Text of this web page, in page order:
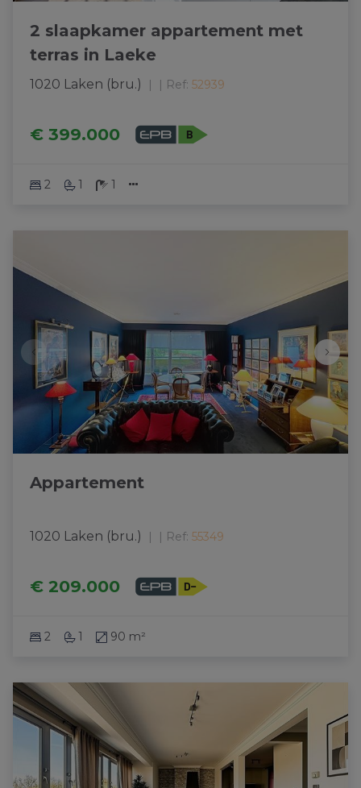
2 slaapkamer appartement met
terras in Laeke
1020 Laken (bru.) | Ref: 52939
€ 399.000
2 1 1
Appartement
1020 Laken (bru.) | Ref: 55349
€ 209.000
2 1 90 m²